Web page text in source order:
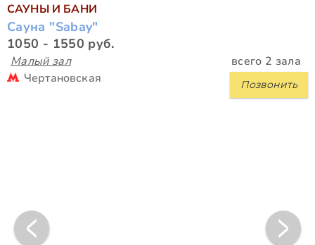
САУНЫ И БАНИ
Сауна "Sabay"
1050 - 1550 руб.
Малый зал всего 2 зала
Позвонить
Чертановская